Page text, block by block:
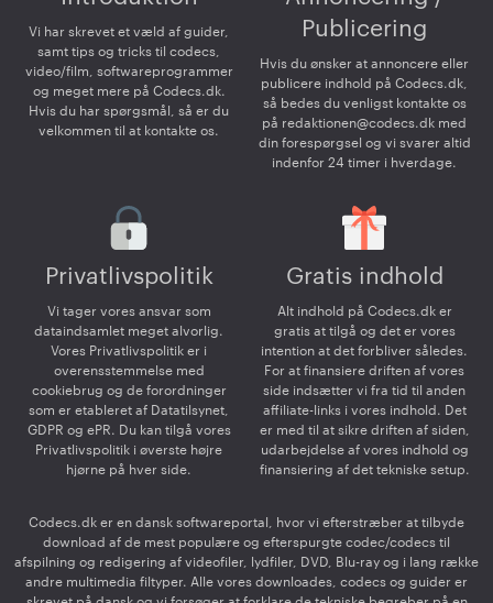
Vi har skrevet et væld af guider,
samt tips og tricks til codecs,
video/film, softwareprogrammer
og meget mere på Codecs.dk.
Hvis du har spørgsmål, så er du
velkommen til at kontakte os.
Publicering
Hvis du ønsker at annoncere eller
publicere indhold på Codecs.dk,
så bedes du venligst kontakte os
på redaktionen@codecs.dk med
din forespørgsel og vi svarer altid
indenfor 24 timer i hverdage.
Privatlivspolitik
Vi tager vores ansvar som
dataindsamlet meget alvorlig.
Vores Privatlivspolitik er i
overensstemmelse med
cookiebrug og de forordninger
som er etableret af Datatilsynet,
GDPR og ePR. Du kan tilgå vores
Privatlivspolitik i øverste højre
hjørne på hver side.
Gratis indhold
Alt indhold på Codecs.dk er
gratis at tilgå og det er vores
intention at det forbliver således.
For at finansiere driften af vores
side indsætter vi fra tid til anden
affiliate-links i vores indhold. Det
er med til at sikre driften af siden,
udarbejdelse af vores indhold og
finansiering af det tekniske setup.
Codecs.dk er en dansk softwareportal, hvor vi efterstræber at tilbyde
download af de mest populære og efterspurgte codec/codecs til
afspilning og redigering af videofiler, lydfiler, DVD, Blu-ray og i lang række
andre multimedia filtyper. Alle vores downloades, codecs og guider er